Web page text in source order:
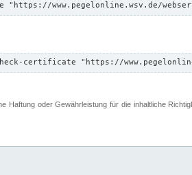
www.pegelonline.wsv.de/
certificate "https://
Haftung oder Gewährleistung für die inhaltliche